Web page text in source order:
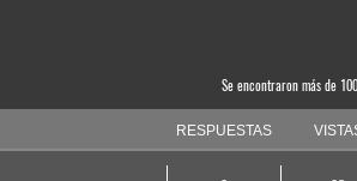
Se encontraron más de
RESPUESTAS